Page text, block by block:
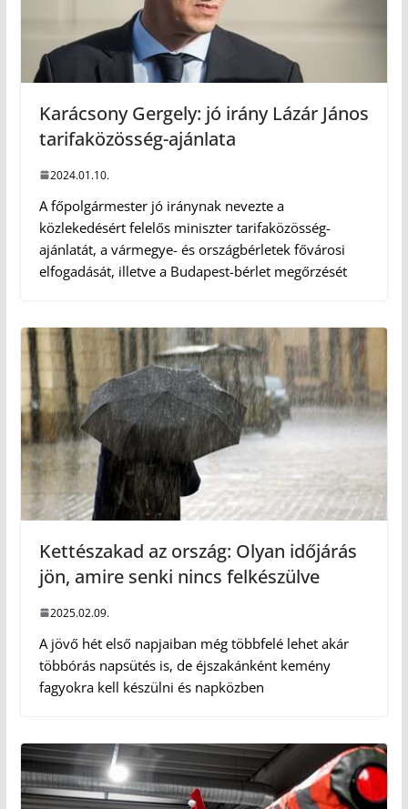
Karácsony Gergely: jó irány Lázár János
tarifaközösség-ajánlata
2024.01.10.
A főpolgármester jó iránynak nevezte a
közlekedésért felelős miniszter tarifaközösség-
ajánlatát, a vármegye- és országbérletek fővárosi
elfogadását, illetve a Budapest-bérlet megőrzését
Kettészakad az ország: Olyan időjárás
jön, amire senki nincs felkészülve
2025.02.09.
A jövő hét első napjaiban még többfelé lehet akár
többórás napsütés is, de éjszakánként kemény
fagyokra kell készülni és napközben